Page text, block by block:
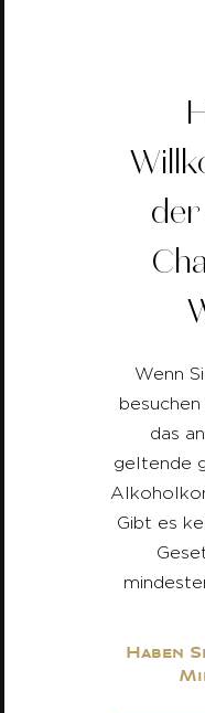
Wenn
das
geltende
Gibt es
Haben
Zurück